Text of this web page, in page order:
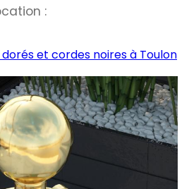
:
et cordes noires à Toulon